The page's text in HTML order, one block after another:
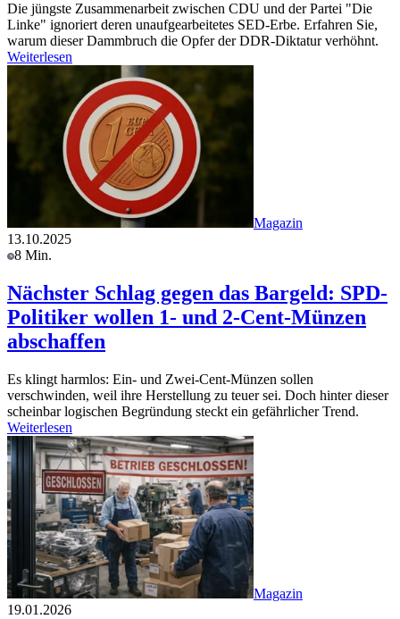
Die jüngste Zusammenarbeit zwischen CDU und der Partei "Die
Linke" ignoriert deren unaufgearbeitetes SED-Erbe. Erfahren Sie,
warum dieser Dammbruch die Opfer der DDR-Diktatur verhöhnt.
Weiterlesen
Magazin
13.10.2025
8 Min.
Nächster Schlag gegen das Bargeld: SPD-
Politiker wollen 1- und 2-Cent-Münzen
abschaffen
Es klingt harmlos: Ein- und Zwei-Cent-Münzen sollen
verschwinden, weil ihre Herstellung zu teuer sei. Doch hinter dieser
scheinbar logischen Begründung steckt ein gefährlicher Trend.
Weiterlesen
Magazin
19.01.2026